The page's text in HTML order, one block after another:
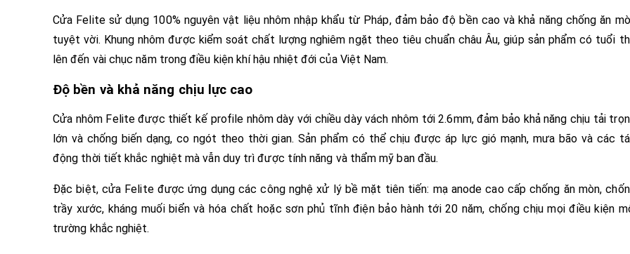
Cửa Felite sử dụng 100% nguyên vật liệu nhôm nhập khẩu từ Pháp, đảm bảo độ bền cao và khả năng chống ăn
tuyệt vời. Khung nhôm được kiểm soát chất lượng nghiêm ngặt theo tiêu chuẩn châu Âu, giúp sản phẩm có tuổi
lên đến vài chục năm trong điều kiện khí hậu nhiệt đới của Việt Nam.
Độ bền và khả năng chịu lực cao
Cửa nhôm Felite được thiết kế profile nhôm dày với chiều dày vách nhôm tới 2.6mm, đảm bảo khả năng chịu tải
lớn và chống biến dạng, co ngót theo thời gian. Sản phẩm có thể chịu được áp lực gió mạnh, mưa bão và các
động thời tiết khắc nghiệt mà vẫn duy trì được tính năng và thẩm mỹ ban đầu.
Đặc biệt, cửa Felite được ứng dụng các công nghệ xử lý bề mặt tiên tiến: mạ anode cao cấp chống ăn mòn,
trầy xước, kháng muối biển và hóa chất hoặc sơn phủ tĩnh điện bảo hành tới 20 năm, chống chịu mọi điều kiện
trường khắc nghiệt.